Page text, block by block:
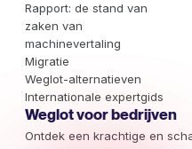
Rapport: de stand van
zaken van
machinevertaling
Migratie
Weglot-alternatieven
Internationale expertgids
Weglot voor bedrijven
Ontdek een krachtige en